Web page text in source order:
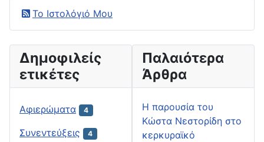
Το Ιστολόγιό Μου
Δημοφιλείς
ετικέτες
Αφιερώματα 4
Συνεντεύξεις 4
Παλαιότερα
Άρθρα
H παρουσία του
Κώστα Νεστορίδη στο
κερκυραϊκό